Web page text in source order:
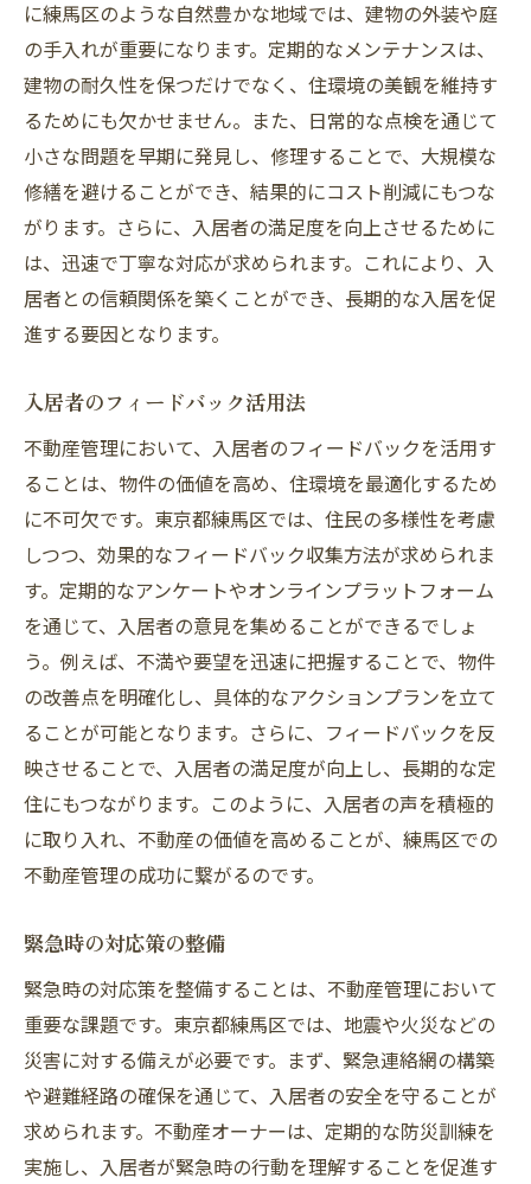
に練馬区のような自然豊かな地域では、建物の外装や庭
の手入れが重要になります。定期的なメンテナンスは、
建物の耐久性を保つだけでなく、住環境の美観を維持す
るためにも欠かせません。また、日常的な点検を通じて
小さな問題を早期に発見し、修理することで、大規模な
修繕を避けることができ、結果的にコスト削減にもつな
がります。さらに、入居者の満足度を向上させるために
は、迅速で丁寧な対応が求められます。これにより、入
居者との信頼関係を築くことができ、長期的な入居を促
進する要因となります。
入居者のフィードバック活用法
不動産管理において、入居者のフィードバックを活用す
ることは、物件の価値を高め、住環境を最適化するため
に不可欠です。東京都練馬区では、住民の多様性を考慮
しつつ、効果的なフィードバック収集方法が求められま
す。定期的なアンケートやオンラインプラットフォーム
を通じて、入居者の意見を集めることができるでしょ
う。例えば、不満や要望を迅速に把握することで、物件
の改善点を明確化し、具体的なアクションプランを立て
ることが可能となります。さらに、フィードバックを反
映させることで、入居者の満足度が向上し、長期的な定
住にもつながります。このように、入居者の声を積極的
に取り入れ、不動産の価値を高めることが、練馬区での
不動産管理の成功に繋がるのです。
緊急時の対応策の整備
緊急時の対応策を整備することは、不動産管理において
重要な課題です。東京都練馬区では、地震や火災などの
災害に対する備えが必要です。まず、緊急連絡網の構築
や避難経路の確保を通じて、入居者の安全を守ることが
求められます。不動産オーナーは、定期的な防災訓練を
実施し、入居者が緊急時の行動を理解することを促進す